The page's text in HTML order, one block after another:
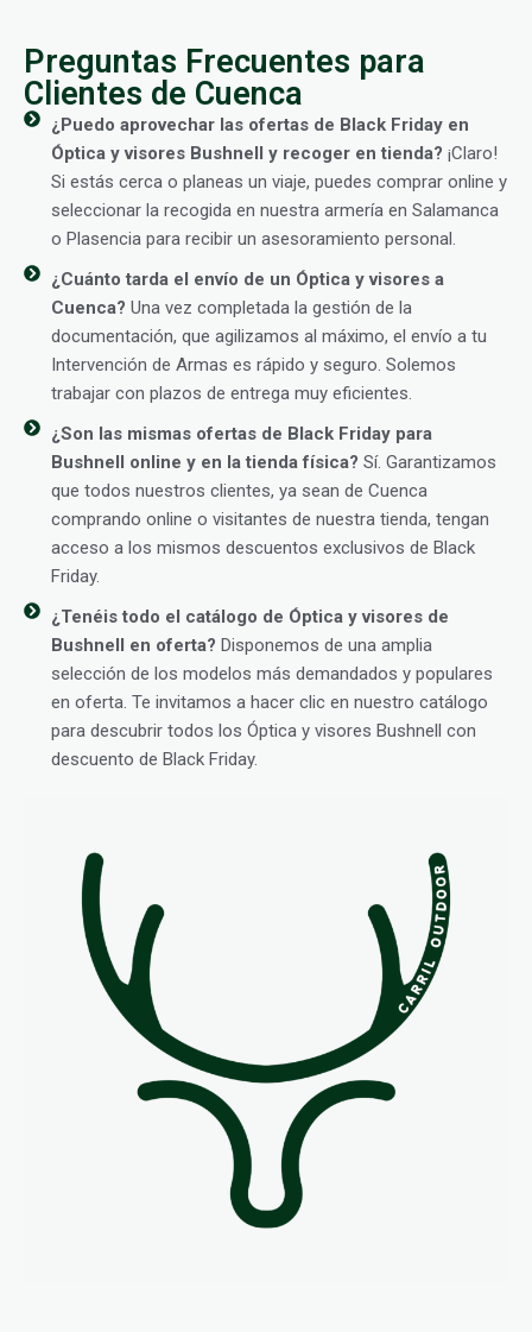
Preguntas Frecuentes para
Clientes de Cuenca
¿Puedo aprovechar las ofertas de Black Friday en
Óptica y visores Bushnell y recoger en tienda? ¡Claro!
Si estás cerca o planeas un viaje, puedes comprar online y
seleccionar la recogida en nuestra armería en Salamanca
o Plasencia para recibir un asesoramiento personal.
¿Cuánto tarda el envío de un Óptica y visores a
Cuenca? Una vez completada la gestión de la
documentación, que agilizamos al máximo, el envío a tu
Intervención de Armas es rápido y seguro. Solemos
trabajar con plazos de entrega muy eficientes.
¿Son las mismas ofertas de Black Friday para
Bushnell online y en la tienda física? Sí. Garantizamos
que todos nuestros clientes, ya sean de Cuenca
comprando online o visitantes de nuestra tienda, tengan
acceso a los mismos descuentos exclusivos de Black
Friday.
¿Tenéis todo el catálogo de Óptica y visores de
Bushnell en oferta? Disponemos de una amplia
selección de los modelos más demandados y populares
en oferta. Te invitamos a hacer clic en nuestro catálogo
para descubrir todos los Óptica y visores Bushnell con
descuento de Black Friday.